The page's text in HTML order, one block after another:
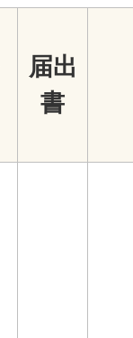
届出
書